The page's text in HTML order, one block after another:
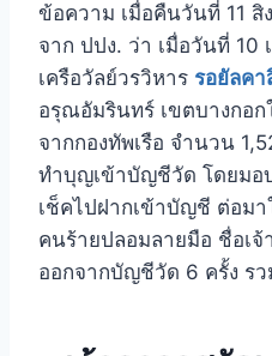
ข้อความ เมื่อคืนวันที่ 11
จาก ปปง. ว่า เมื่อวันที่ 10
เครือวัลย์วรวิหาร รอยัลค
อรุณอัมรินทร์ เขตบางกอ
จากกองทัพเรือ จำนวน
ทำบุญเข้าบัญชีวัด โดยมอ
เช็คไปฝากเข้าบัญชี ต่อมา
คนร้ายปลอมลายมือ ชื่อเจ้
ออกจากบัญชีวัด 6 ครั้ง ร